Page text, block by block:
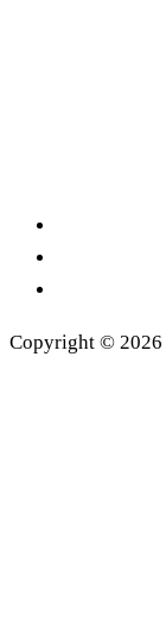
Copyright © 2026